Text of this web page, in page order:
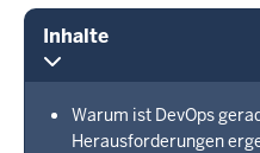
Inhalte
Warum ist DevOps
Herausforderungen